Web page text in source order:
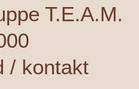
T.E.A.M.
/ kontakt